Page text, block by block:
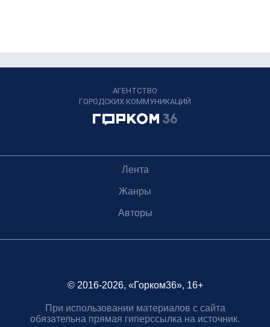
АГЕНТСТВО
ГОРОДСКИХ КОММУНИКАЦИЙ
Лента
Жанры
Авторы
© 2016-2026, «Горком36», 16+
При использовании материалов с сайта
обязательна прямая гиперссылка на источник.